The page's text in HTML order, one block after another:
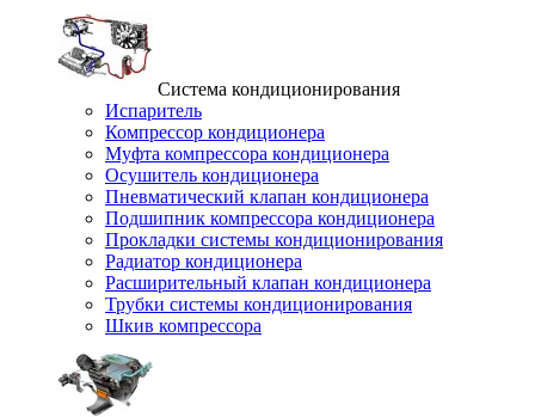
Система кондиционирования
Испаритель
Компрессор кондиционера
Муфта компрессора кондиционера
Осушитель кондиционера
Пневматический клапан кондиционера
Подшипник компрессора кондиционера
Прокладки системы кондиционирования
Радиатор кондиционера
Расширительный клапан кондиционера
Трубки системы кондиционирования
Шкив компрессора